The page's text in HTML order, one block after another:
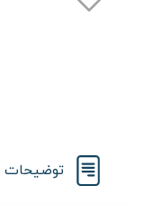
توضیحات